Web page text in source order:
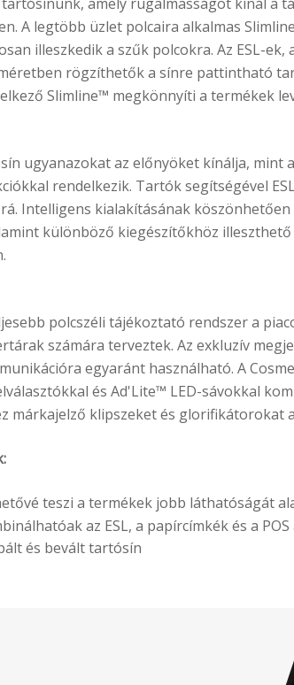
A legtöbb üzlet polcaira alkalmas
illeszkedik a szűk polcokra. Az ESL-ek,
rögzíthetők a sínre pattintható
Slimline™ megkönnyíti a termékek
ugyanazokat az előnyöket kínálja, mint
rendelkezik. Tartók segítségével
Intelligens kialakításának
különböző kiegészítőkhöz
polcszéli tájékoztató rendszer a
számára terveztek. Az exkluzív
egyaránt használható. A
és Ad'Lite™ LED-sávokkal
márkajelző klipszeket és glorifikátorokat
teszi a termékek jobb láthatóságát
az ESL, a papírcímkék és a
és bevált tartósín